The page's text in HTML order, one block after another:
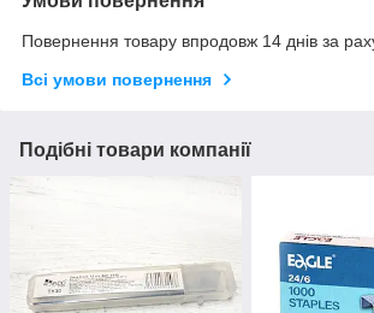
Повернення товару впродовж 14 днів за
Всі умови повернення
Подібні товари компанії